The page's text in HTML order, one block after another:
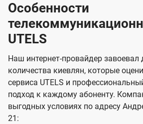
Особенности
UTELS
Наш интернет-провайдер завоевал
количества киевлян, которые
сервиса UTELS и
подход к каждому абоненту.
выгодных условиях по адресу
21: